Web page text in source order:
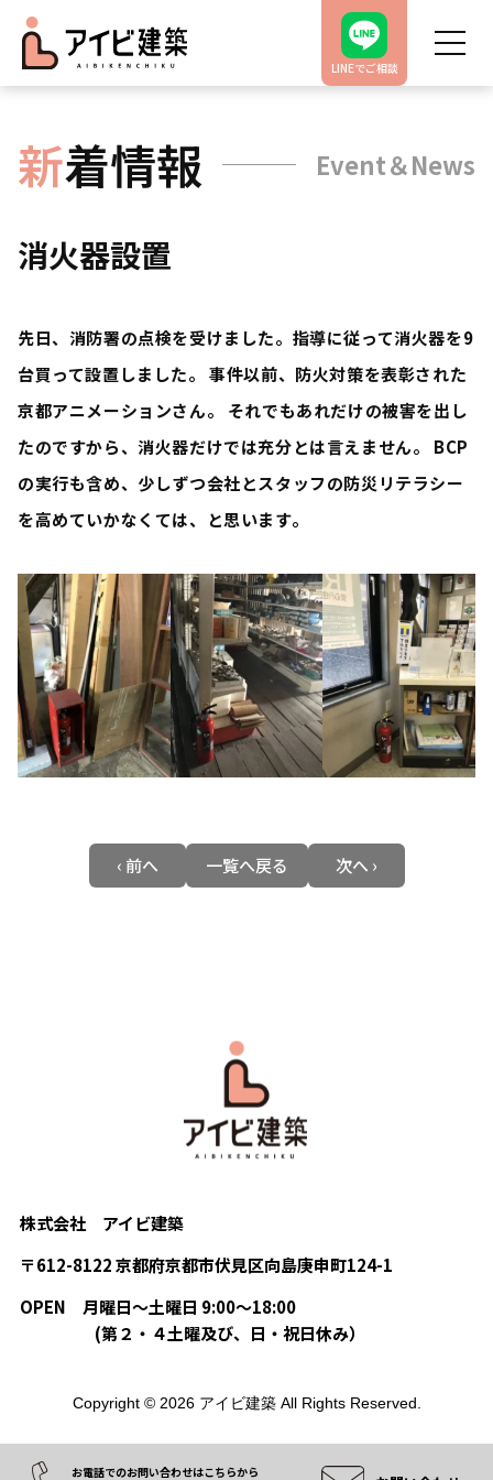
LINEでご相談
新着情報 Event＆News
消火器設置
先日、消防署の点検を受けました。指導に従って消火器を9
台買って設置しました。 事件以前、防火対策を表彰された
京都アニメーションさん。 それでもあれだけの被害を出し
たのですから、消火器だけでは充分とは言えません。 BCP
の実行も含め、少しずつ会社とスタッフの防災リテラシー
を高めていかなくては、と思います。
‹ 前へ 一覧へ戻る 次へ ›
お電話でのお問い合わせはこちらから
株式会社 アイビ建築
〒612-8122 京都府京都市伏見区向島庚申町124-1
OPEN 月曜日〜土曜日 9:00〜18:00
(第２・４土曜及び、日・祝日休み）
Copyright © 2026 アイビ建築 All Rights Reserved.